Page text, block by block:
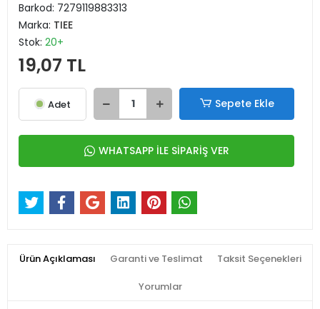
Barkod: 7279119883313
Marka: TIEE
Stok: 20+
19,07 TL
Adet Sepete Ekle
WHATSAPP İLE SİPARİŞ VER
Ürün Açıklaması Garanti ve Teslimat Taksit Seçenekleri
Yorumlar